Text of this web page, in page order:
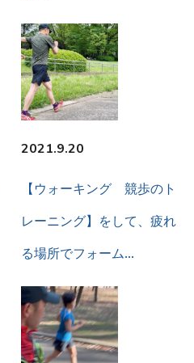
2021.9.20
【ウォーキング 競歩のト
レーニング】をして、疲れ
る場所でフォーム…